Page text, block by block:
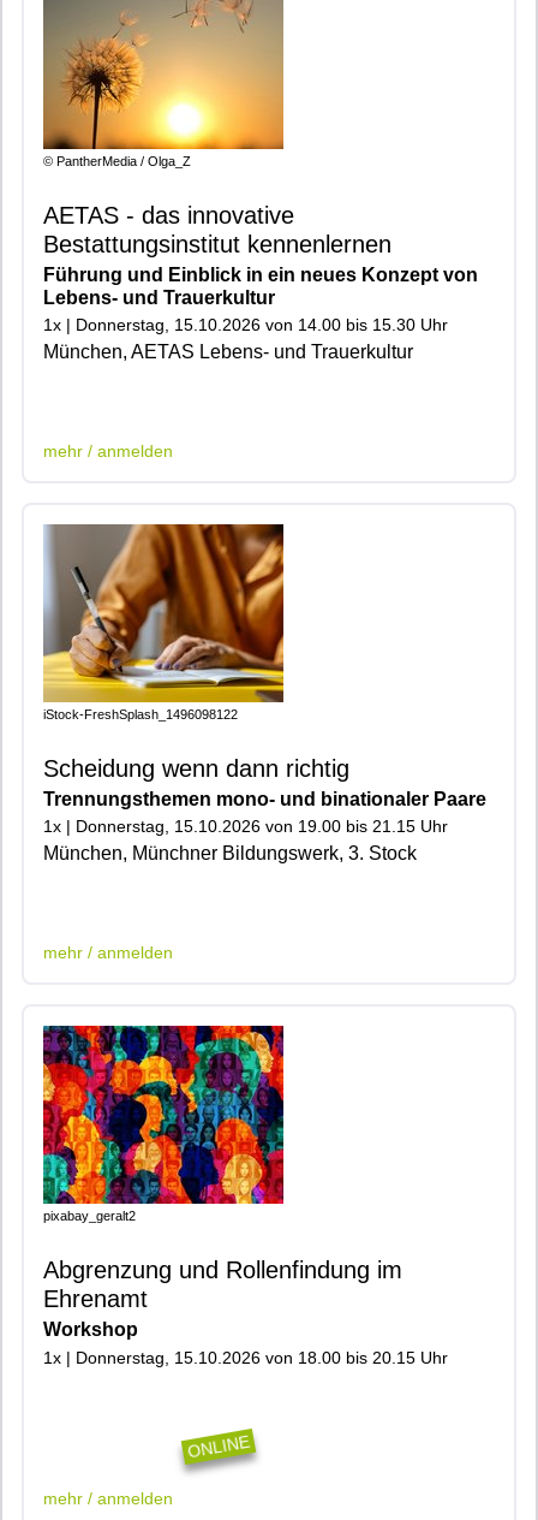
© PantherMedia / Olga_Z
AETAS - das innovative
Bestattungsinstitut kennenlernen
Führung und Einblick in ein neues Konzept von
Lebens- und Trauerkultur
1x | Donnerstag, 15.10.2026 von 14.00 bis 15.30 Uhr
München, AETAS Lebens- und Trauerkultur
mehr / anmelden
iStock-FreshSplash_1496098122
Scheidung wenn dann richtig
Trennungsthemen mono- und binationaler Paare
1x | Donnerstag, 15.10.2026 von 19.00 bis 21.15 Uhr
München, Münchner Bildungswerk, 3. Stock
mehr / anmelden
pixabay_geralt2
Abgrenzung und Rollenfindung im
Ehrenamt
Workshop
1x | Donnerstag, 15.10.2026 von 18.00 bis 20.15 Uhr
ONLINE
mehr / anmelden